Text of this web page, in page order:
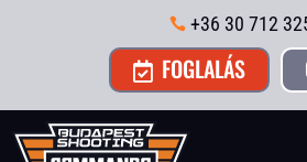
 +36 30 712
 FOGLALÁS